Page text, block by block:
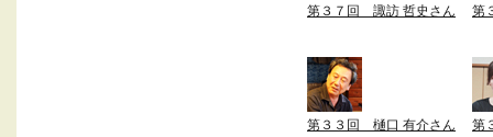
第３７回 諏訪 哲史さん 第
第３３回 樋口 有介さん 第